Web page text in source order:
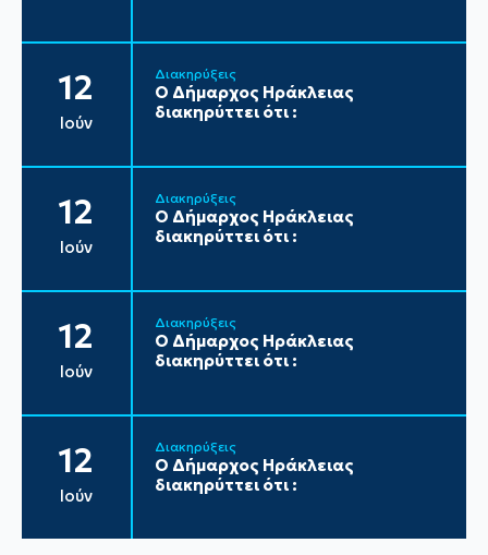
12
Ιούν
Διακηρύξεις
Ο Δήμαρχος Ηράκλειας
διακηρύττει ότι :
12
Ιούν
Διακηρύξεις
Ο Δήμαρχος Ηράκλειας
διακηρύττει ότι :
12
Ιούν
Διακηρύξεις
Ο Δήμαρχος Ηράκλειας
διακηρύττει ότι :
12
Ιούν
Διακηρύξεις
Ο Δήμαρχος Ηράκλειας
διακηρύττει ότι :